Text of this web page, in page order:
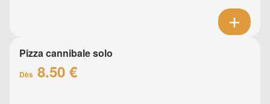
Pizza cannibale solo
Dès 8.50 €